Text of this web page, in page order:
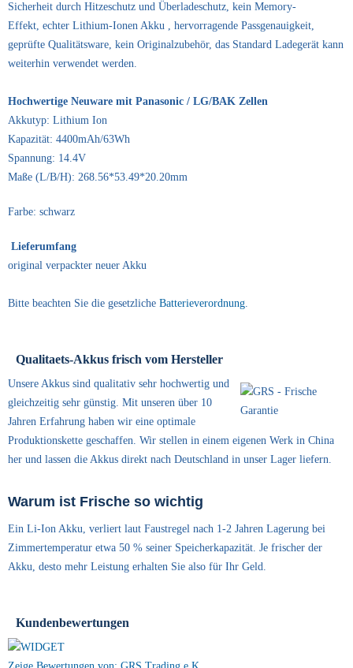
Sicherheit durch Hitzeschutz und Überladeschutz, kein Memory-
Effekt, echter Lithium-Ionen Akku , hervorragende Passgenauigkeit,
geprüfte Qualitätsware, kein Originalzubehör, das Standard Ladegerät kann
weiterhin verwendet werden.
Hochwertige Neuware mit Panasonic / LG/BAK Zellen
Akkutyp: Lithium Ion
Kapazität: 4400mAh/63Wh
Spannung: 14.4V
Maße (L/B/H): 268.56*53.49*20.20mm
Farbe: schwarz
Lieferumfang
original verpackter neuer Akku
Bitte beachten Sie die gesetzliche Batterieverordnung.
Qualitaets-Akkus frisch vom Hersteller
Unsere Akkus sind qualitativ sehr hochwertig und
gleichzeitig sehr günstig. Mit unseren über 10
Jahren Erfahrung haben wir eine optimale
Produktionskette geschaffen. Wir stellen in einem eigenen Werk in China
her und lassen die Akkus direkt nach Deutschland in unser Lager liefern.
Warum ist Frische so wichtig
Ein Li-Ion Akku, verliert laut Faustregel nach 1-2 Jahren Lagerung bei
Zimmertemperatur etwa 50 % seiner Speicherkapazität. Je frischer der
Akku, desto mehr Leistung erhalten Sie also für Ihr Geld.
Kundenbewertungen